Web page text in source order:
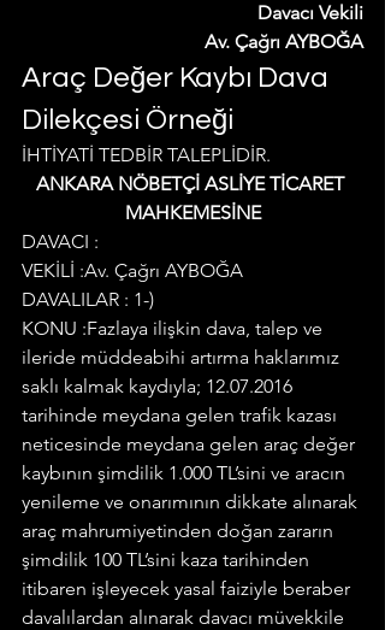
Davacı Vekili
Av. Çağrı AYBOĞA
Araç Değer Kaybı Dava
Dilekçesi Örneği
İHTİYATİ TEDBİR TALEPLİDİR.
ANKARA NÖBETÇİ ASLİYE TİCARET
MAHKEMESİNE
DAVACI :
VEKİLİ :Av. Çağrı AYBOĞA
DAVALILAR : 1-)
KONU :Fazlaya ilişkin dava, talep ve
ileride müddeabihi artırma haklarımız
saklı kalmak kaydıyla; 12.07.2016
tarihinde meydana gelen trafik kazası
neticesinde meydana gelen araç değer
kaybının şimdilik 1.000 TL’sini ve aracın
yenileme ve onarımının dikkate alınarak
araç mahrumiyetinden doğan zararın
şimdilik 100 TL’sini kaza tarihinden
itibaren işleyecek yasal faiziyle beraber
davalılardan alınarak davacı müvekkile